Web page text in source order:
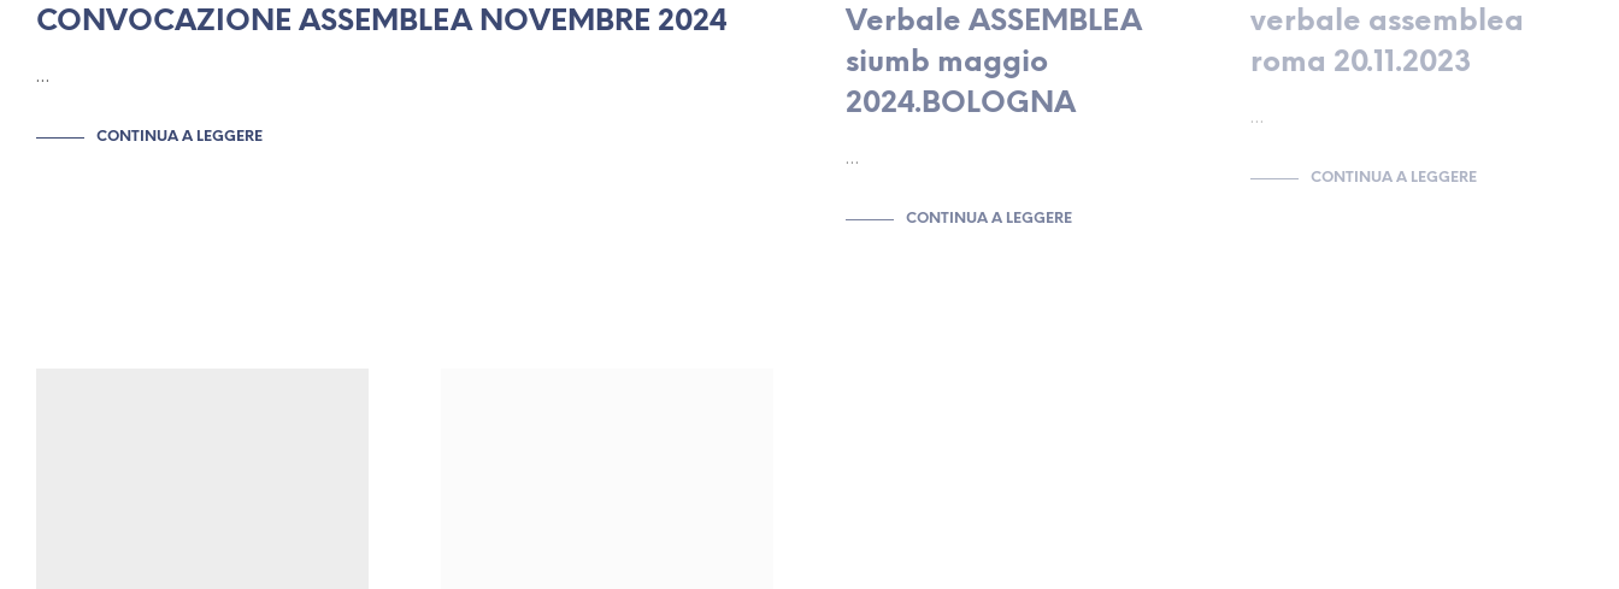
CONVOCAZIONE ASSEMBLEA NOVEMBRE 2024
…
CONTINUA A LEGGERE
Verbale ASSEMBLEA
siumb maggio
2024.BOLOGNA
…
CONTINUA A LEGGERE
verbale assemblea
roma 20.11.2023
…
CONTINUA A LEGGERE